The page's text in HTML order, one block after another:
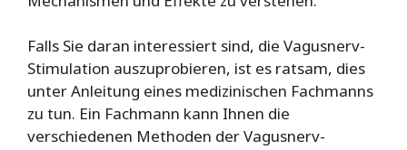
Falls Sie daran interessiert sind, die Vagusnerv-
Stimulation auszuprobieren, ist es ratsam, dies
unter Anleitung eines medizinischen Fachmanns
zu tun. Ein Fachmann kann Ihnen die
verschiedenen Methoden der Vagusnerv-